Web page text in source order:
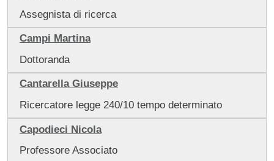
Assegnista di ricerca
Campi Martina
Dottoranda
Cantarella Giuseppe
Ricercatore legge 240/10 tempo determinato
Capodieci Nicola
Professore Associato